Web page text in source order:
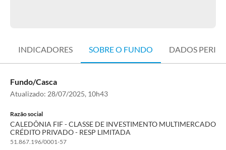
INDICADORES SOBRE O FUNDO DADOS
Fundo/Casca
Atualizado: 28/07/2025, 10h43
Razão social
CALEDÔNIA FIF - CLASSE DE INVESTIMENTO MULTIMERCADO
CRÉDITO PRIVADO - RESP LIMITADA
51.867.196/0001-57